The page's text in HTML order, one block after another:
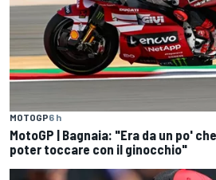
MOTOGP6 h
MotoGP | Bagnaia: "Era da un po'
poter toccare con il ginocchio"